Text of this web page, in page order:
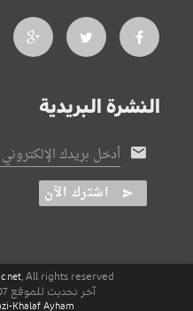
النشرة البريدية
أدخل بريدك الإلكتروني
اشترك الآن
, All rights reserved
آخر تحديث للموقع 07-08-2026 Last Update
Khalaf Ayham